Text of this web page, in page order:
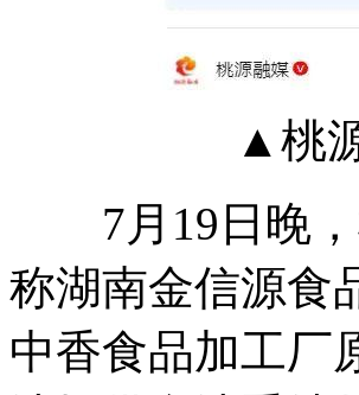
▲桃源
7月19日晚，
称湖南金信源食
中香食品加工厂